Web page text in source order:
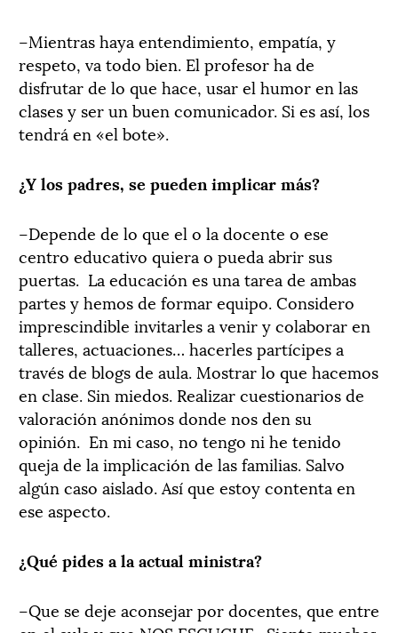
–Mientras haya entendimiento, empatía, y
respeto, va todo bien. El profesor ha de
disfrutar de lo que hace, usar el humor en las
clases y ser un buen comunicador. Si es así, los
tendrá en «el bote».
¿Y los padres, se pueden implicar más?
–Depende de lo que el o la docente o ese
centro educativo quiera o pueda abrir sus
puertas. La educación es una tarea de ambas
partes y hemos de formar equipo. Considero
imprescindible invitarles a venir y colaborar en
talleres, actuaciones… hacerles partícipes a
través de blogs de aula. Mostrar lo que hacemos
en clase. Sin miedos. Realizar cuestionarios de
valoración anónimos donde nos den su
opinión. En mi caso, no tengo ni he tenido
queja de la implicación de las familias. Salvo
algún caso aislado. Así que estoy contenta en
ese aspecto.
¿Qué pides a la actual ministra?
–Que se deje aconsejar por docentes, que entre